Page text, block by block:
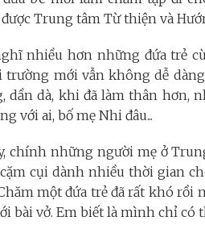
Trung tâm Từ thiện và
nhiều hơn những đứa trẻ
trường mới vẫn không dễ
dần dà, khi đã làm thân hơn,
với ai, bố mẹ Nhi đâu...
chính những người mẹ ở
cặm cụi dành nhiều thời gian
một đứa trẻ đã rất khó rồi
bài vở. Em biết là mình chỉ có